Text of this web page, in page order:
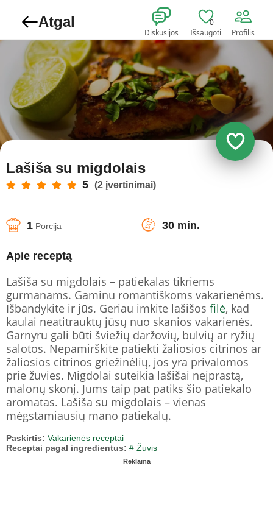
Atgal
Diskusijos
0
Išsaugoti Profilis
Lašiša su migdolais
5 (2 įvertinimai)
1 Porcija 30 min.
Apie receptą
Lašiša su migdolais – patiekalas tikriems
gurmanams. Gaminu romantiškoms vakarienėms.
Išbandykite ir jūs. Geriau imkite lašišos filė, kad
kaulai neatitrauktų jūsų nuo skanios vakarienės.
Garnyru gali būti šviežių daržovių, bulvių ar ryžių
salotos. Nepamirškite patiekti žaliosios citrinos ar
žaliosios citrinos griežinėlių, jos yra privalomos
prie žuvies. Migdolai suteikia lašišai neįprastą,
malonų skonį. Jums taip pat patiks šio patiekalo
aromatas. Lašiša su migdolais – vienas
mėgstamiausių mano patiekalų.
Paskirtis: Vakarienės receptai
Receptai pagal ingredientus: # Žuvis
Reklama